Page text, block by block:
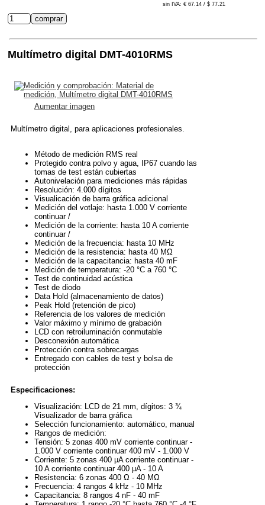
sin IVA: € 67.14 / $ 77.21
Multímetro digital DMT-4010RMS
Aumentar imagen
Multímetro digital, para aplicaciones profesionales.
Método de medición RMS real
Protegido contra polvo y agua, IP67 cuando las
tomas de test están cubiertas
Autonivelación para mediciones más rápidas
Resolución: 4.000 dígitos
Visualicación de barra gráfica adicional
Medición del votlaje: hasta 1.000 V corriente
continuar /
Medición de la corriente: hasta 10 A corriente
continuar /
Medición de la frecuencia: hasta 10 MHz
Medición de la resistencia: hasta 40 MΩ
Medición de la capacitancia: hasta 40 mF
Medición de temperatura: -20 °C a 760 °C
Test de continuidad acústica
Test de diodo
Data Hold (almacenamiento de datos)
Peak Hold (retención de pico)
Referencia de los valores de medición
Valor máximo y mínimo de grabación
LCD con retroiluminación conmutable
Desconexión automática
Protección contra sobrecargas
Entregado con cables de test y bolsa de
protección
Especificaciones:
Visualización: LCD de 21 mm, dígitos: 3 ¾
Visualizador de barra gráfica
Selección funcionamiento: automático, manual
Rangos de medición:
Tensión: 5 zonas 400 mV corriente continuar -
1.000 V corriente continuar 400 mV - 1.000 V
Corriente: 5 zonas 400 µA corriente continuar -
10 A corriente continuar 400 µA - 10 A
Resistencia: 6 zonas 400 Ω - 40 MΩ
Frecuencia: 4 rangos 4 kHz - 10 MHz
Capacitancia: 8 rangos 4 nF - 40 mF